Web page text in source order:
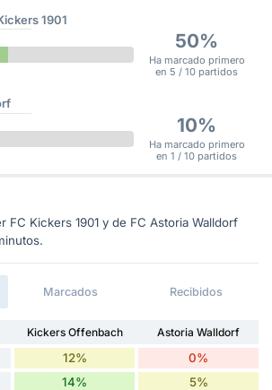
1901
50%
Ha marcado primero
en 5 / 10 partidos
10%
Ha marcado primero
en 1 / 10 partidos
FC Kickers 1901 y de FC Astoria Walldorf
Marcados Recibidos
Kickers Offenbach
Astoria Walldorf
12% 0%
14% 5%